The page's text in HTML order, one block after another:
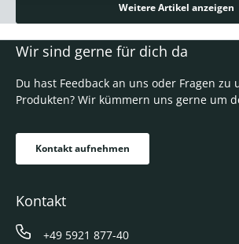
Weitere Artikel anzeigen
Wir sind gerne für dich da
Du hast Feedback an uns oder Fragen zu
Produkten? Wir kümmern uns gerne um
Kontakt aufnehmen
Kontakt
+49 5921 877-40